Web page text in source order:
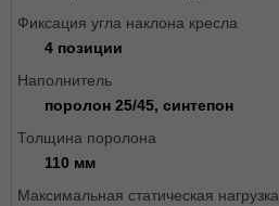
Фиксация угла наклона кресла
4 позиции
Наполнитель
поролон 25/45, синтепон
Толщина поролона
110 мм
Максимальная статическая нагрузка